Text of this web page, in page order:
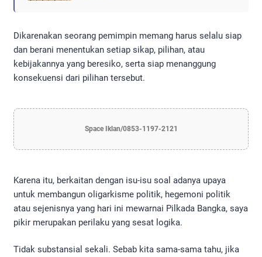
Dikarenakan seorang pemimpin memang harus selalu siap
dan berani menentukan setiap sikap, pilihan, atau
kebijakannya yang beresiko, serta siap menanggung
konsekuensi dari pilihan tersebut.
Space Iklan/0853-1197-2121
Karena itu, berkaitan dengan isu-isu soal adanya upaya
untuk membangun oligarkisme politik, hegemoni politik
atau sejenisnya yang hari ini mewarnai Pilkada Bangka, saya
pikir merupakan perilaku yang sesat logika.
Tidak substansial sekali. Sebab kita sama-sama tahu, jika